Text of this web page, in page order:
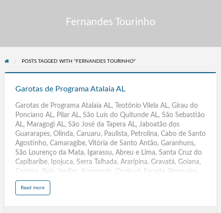
Fernandes Tourinho
POSTS TAGGED WITH "FERNANDES TOURINHO"
Atalaia
Garotas de Programa Atalaia AL
Garotas de Programa Atalaia AL, Teotônio Vilela AL, Girau do
Ponciano AL, Pilar AL, São Luís do Quitunde AL, São Sebastião
AL, Maragogi AL, São José da Tapera AL, Jaboatão dos
Guararapes, Olinda, Caruaru, Paulista, Petrolina, Cabo de Santo
Agostinho, Camaragibe, Vitória de Santo Antão, Garanhuns,
São Lourenço da Mata, Igarassu, Abreu e Lima, Santa Cruz do
Capibaribe, Ipojuca, Serra Talhada, Araripina, Gravatá, Goiana,
Carpina, Belo Jardim, Arcoverde, Ouricuri, Escada, Pesqueira,
Palmares, Surubim, Bezerros, Moreno, Salgueiro, Limoeiro, São
Bento do Una, Timbaúba, Buíque, Paudalho, PE, Parintins,
Read morea
t